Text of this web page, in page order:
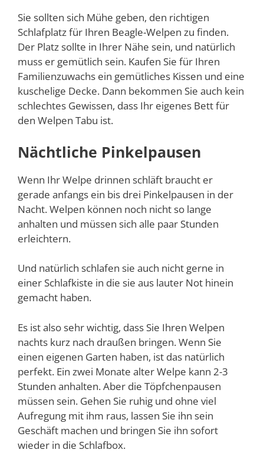
Sie sollten sich Mühe geben, den richtigen
Schlafplatz für Ihren Beagle-Welpen zu finden.
Der Platz sollte in Ihrer Nähe sein, und natürlich
muss er gemütlich sein. Kaufen Sie für Ihren
Familienzuwachs ein gemütliches Kissen und eine
kuschelige Decke. Dann bekommen Sie auch kein
schlechtes Gewissen, dass Ihr eigenes Bett für
den Welpen Tabu ist.
Nächtliche Pinkelpausen
Wenn Ihr Welpe drinnen schläft braucht er
gerade anfangs ein bis drei Pinkelpausen in der
Nacht. Welpen können noch nicht so lange
anhalten und müssen sich alle paar Stunden
erleichtern.
Und natürlich schlafen sie auch nicht gerne in
einer Schlafkiste in die sie aus lauter Not hinein
gemacht haben.
Es ist also sehr wichtig, dass Sie Ihren Welpen
nachts kurz nach draußen bringen. Wenn Sie
einen eigenen Garten haben, ist das natürlich
perfekt. Ein zwei Monate alter Welpe kann 2-3
Stunden anhalten. Aber die Töpfchenpausen
müssen sein. Gehen Sie ruhig und ohne viel
Aufregung mit ihm raus, lassen Sie ihn sein
Geschäft machen und bringen Sie ihn sofort
wieder in die Schlafbox.